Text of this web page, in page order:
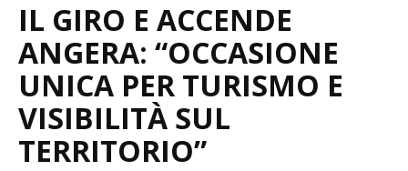
IL GIRO E ACCENDE
ANGERA: “OCCASIONE
UNICA PER TURISMO E
VISIBILITÀ SUL
TERRITORIO”